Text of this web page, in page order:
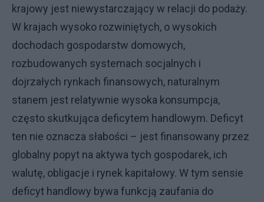
krajowy jest niewystarczający w relacji do podaży.
W krajach wysoko rozwiniętych, o wysokich
dochodach gospodarstw domowych,
rozbudowanych systemach socjalnych i
dojrzałych rynkach finansowych, naturalnym
stanem jest relatywnie wysoka konsumpcja,
często skutkująca deficytem handlowym. Deficyt
ten nie oznacza słabości – jest finansowany przez
globalny popyt na aktywa tych gospodarek, ich
walutę, obligacje i rynek kapitałowy. W tym sensie
deficyt handlowy bywa funkcją zaufania do